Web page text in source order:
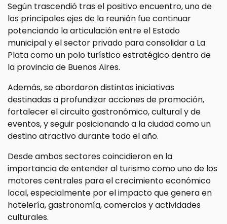
Según trascendió tras el positivo encuentro, uno de
los principales ejes de la reunión fue continuar
potenciando la articulación entre el Estado
municipal y el sector privado para consolidar a La
Plata como un polo turístico estratégico dentro de
la provincia de Buenos Aires.
Además, se abordaron distintas iniciativas
destinadas a profundizar acciones de promoción,
fortalecer el circuito gastronómico, cultural y de
eventos, y seguir posicionando a la ciudad como un
destino atractivo durante todo el año.
Desde ambos sectores coincidieron en la
importancia de entender al turismo como uno de los
motores centrales para el crecimiento económico
local, especialmente por el impacto que genera en
hotelería, gastronomía, comercios y actividades
culturales.